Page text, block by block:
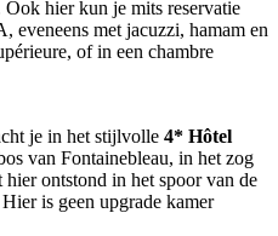
hier kun je mits reservatie
eveneens met jacuzzi, hamam en
of in een chambre
je in het stijlvolle 4* Hôtel
van Fontainebleau, in het zog
hier ontstond in het spoor van de
is geen upgrade kamer